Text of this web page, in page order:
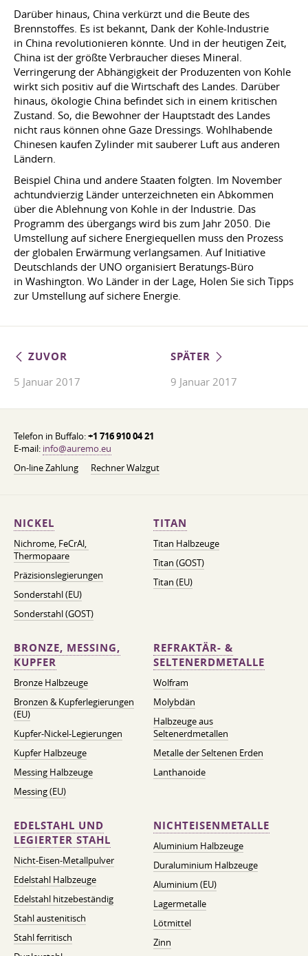
Darüber hinaus, China verkürzt und die Beute des
Brennstoffes. Es ist bekannt, Dank der Kohle-Industrie
in China revolutionieren könnte. Und in der heutigen Zeit,
China ist der größte Verbraucher dieses Mineral.
Verringerung der Abhängigkeit der Produzenten von Kohle
wirkt sich positiv auf die Wirtschaft des Landes. Darüber
hinaus, ökologie China befindet sich in einem kritischen
Zustand. So, die Bewohner der Hauptstadt des Landes
nicht raus können ohne Gaze Dressings. Wohlhabende
Chinesen kaufen Zylinder mit sauberer Luft aus anderen
Ländern.
Beispiel China und andere Staaten folgten. Im November
achtundvierzig Länder unterzeichneten ein Abkommen
über die Ablehnung von Kohle in der Industrie. Das
Programm des übergangs wird bis zum Jahr 2050. Die
Umstellung auf sichere Energiequellen muss den Prozess
der globalen Erwärmung verlangsamen. Auf Initiative
Deutschlands der UNO organisiert Beratungs-Büro
in Washington. Wo Länder in der Lage, Holen Sie sich Tipps
zur Umstellung auf sichere Energie.
ZUVOR
5 Januar 2017
SPÄTER
9 Januar 2017
Telefon in Buffalo:+1 716 910 04 21
E-mail: info@auremo.eu
On-line Zahlung
Rechner Walzgut
NICKEL
Nichrome, FeСrAl, ​​
Thermopaare
Präzisionslegierungen
Sonderstahl (EU)
Sonderstahl (GOST)
TITAN
Titan Halbzeuge
Titan (GOST)
Titan (EU)
BRONZE, MESSING,
KUPFER
Bronze Halbzeuge
Bronzen & Kupferlegierungen
(EU)
Kupfer-Nickel-Legierungen
Kupfer Halbzeuge
Messing Halbzeuge
Messing (EU)
REFRAKTÄR- &
SELTENERDMETALLE
Wolfram
Molybdän
Halbzeuge aus
Seltenerdmetallen
Metalle der Seltenen Erden
Lanthanoide
EDELSTAHL UND
LEGIERTER STAHL
Nicht-Eisen-Metallpulver
Edelstahl Halbzeuge
Edelstahl hitzebeständig
Stahl austenitisch
Stahl ferritisch
NICHTEISENMETALLE
Aluminium Halbzeuge
Duraluminium Halbzeuge
Aluminium (EU)
Lagermetalle
Lötmittel
Zinn